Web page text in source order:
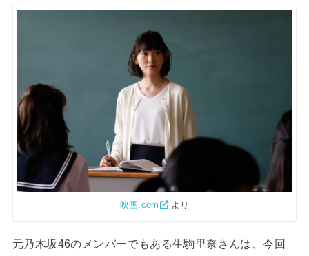
映画.com より
元乃木坂46のメンバーでもある生駒里奈さんは、今回